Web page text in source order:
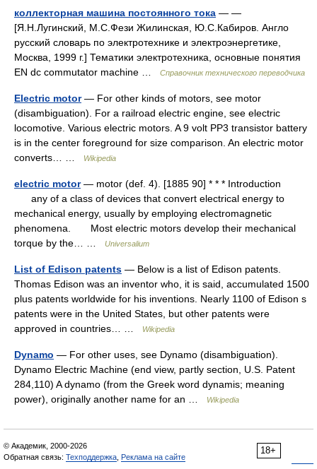
коллекторная машина постоянного тока — —
[Я.Н.Лугинский, М.С.Фези Жилинская, Ю.С.Кабиров. Англо
русский словарь по электротехнике и электроэнергетике,
Москва, 1999 г.] Тематики электротехника, основные понятия
EN dc commutator machine …
Справочник технического переводчика
Electric motor— For other kinds of motors, see motor
(disambiguation). For a railroad electric engine, see electric
locomotive. Various electric motors. A 9 volt PP3 transistor battery
is in the center foreground for size comparison. An electric motor
converts… …
Wikipedia
electric motor— motor (def. 4). [1885 90] * * * Introduction
any of a class of devices that convert electrical energy to
mechanical energy, usually by employing electromagnetic
phenomena. Most electric motors develop their mechanical
torque by the… …
Universalium
List of Edison patents — Below is a list of Edison patents.
Thomas Edison was an inventor who, it is said, accumulated 1500
plus patents worldwide for his inventions. Nearly 1100 of Edison s
patents were in the United States, but other patents were
approved in countries… …
Wikipedia
Dynamo — For other uses, see Dynamo (disambiguation).
Dynamo Electric Machine (end view, partly section, U.S. Patent
284,110) A dynamo (from the Greek word dynamis; meaning
power), originally another name for an …
Wikipedia
18+
© Академик, 2000-2026
Обратная связь: Техподдержка Реклама на сайте